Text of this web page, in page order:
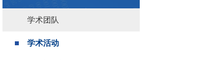
学术团队
学术活动